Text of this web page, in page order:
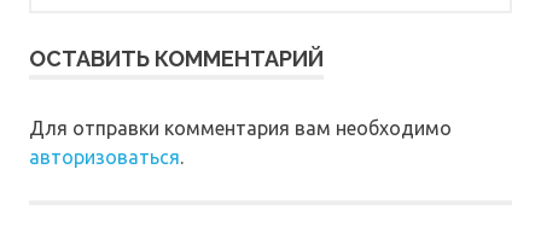
ОСТАВИТЬ КОММЕНТАРИЙ
Для отправки комментария вам необходимо
авторизоваться.